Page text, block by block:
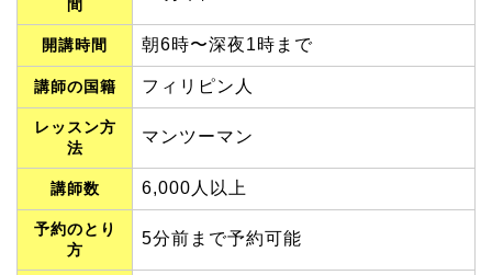
間
開講時間 朝6時〜深夜1時まで
講師の国籍 フィリピン人
レッスン方
法
マンツーマン
講師数 6,000人以上
予約のとり
方
5分前まで予約可能